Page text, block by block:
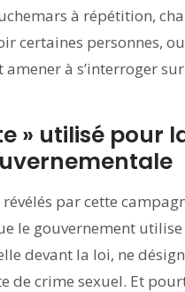
à répétition,
certaines personnes,
à s’interroger
» utilisé pour
par cette
le gouvernement
devant la loi, ne
de crime sexuel. Et